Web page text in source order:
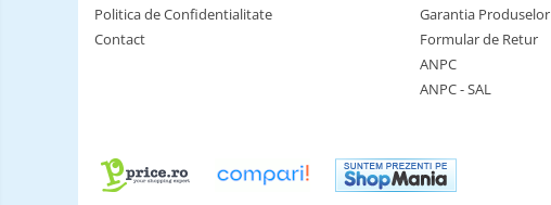
Politica de Confidentialitate
Contact
Garantia Produselor
Formular de Retur
ANPC
ANPC - SAL